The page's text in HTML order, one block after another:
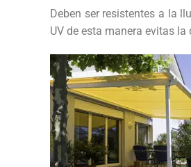
Deben ser resistentes a la
UV de esta manera evitas la